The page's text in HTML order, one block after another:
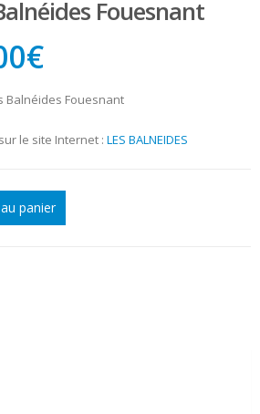
Fouesnant
:
€Le
prix
actuel
est :
Balnéides Fouesnant
le site Internet : LES BALNEIDES
panier